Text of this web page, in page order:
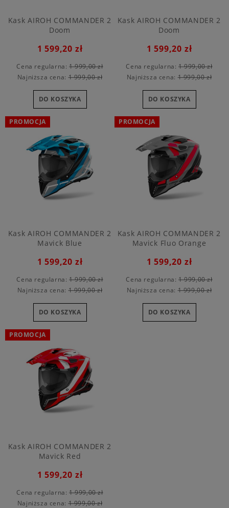
Kask AIROH COMMANDER 2
Doom
1 599,20 zł
Cena regularna: 1 999,00 zł
Najniższa cena:1 999,00 zł
DO KOSZYKA
Kask AIROH COMMANDER 2
Doom
1 599,20 zł
Cena regularna: 1 999,00 zł
Najniższa cena:1 999,00 zł
DO KOSZYKA
Kask AIROH COMMANDER 2
Mavick Blue
1 599,20 zł
Cena regularna: 1 999,00 zł
Najniższa cena:1 999,00 zł
DO KOSZYKA
PROMOCJA
Kask AIROH COMMANDER 2
Mavick Fluo Orange
1 599,20 zł
Cena regularna: 1 999,00 zł
Najniższa cena:1 999,00 zł
DO KOSZYKA
PROMOCJA
Kask AIROH COMMANDER 2
Mavick Red
1 599,20 zł
Cena regularna: 1 999,00 zł
Najniższa cena:1 999,00 zł
PROMOCJA